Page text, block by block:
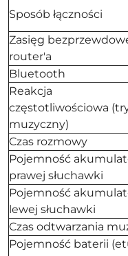
Sposób łączności
Zasięg
router'a
Bluetooth
Reakcja
częstotliwościowa
muzyczny)
Czas rozmowy
Pojemność
prawej słuchawki
Pojemność
lewej słuchawki
Czas odtwarzania
Pojemność baterii